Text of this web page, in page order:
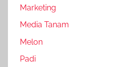
Marketing
Media Tanam
Melon
Padi